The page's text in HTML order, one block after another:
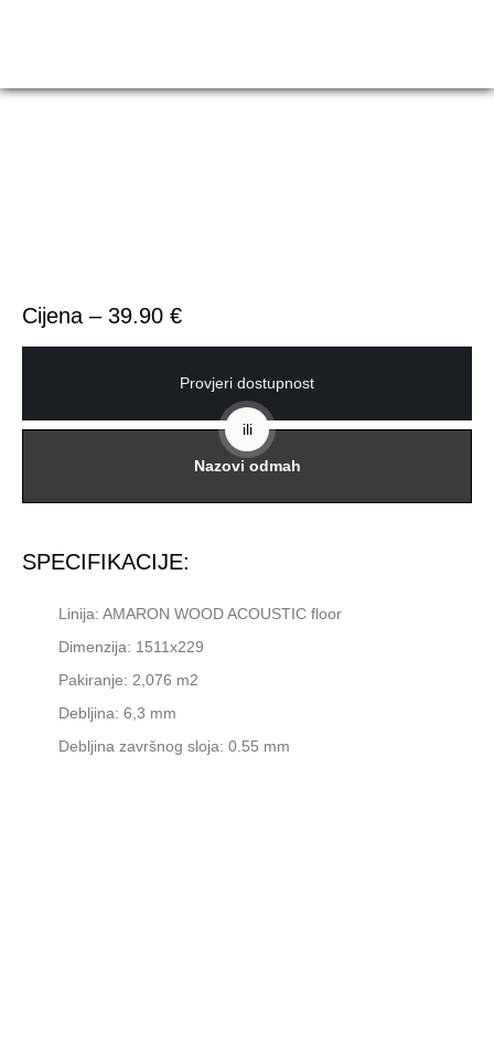
Cijena – 39.90 €
Provjeri dostupnost
ili
Nazovi odmah
SPECIFIKACIJE:
Linija: AMARON WOOD ACOUSTIC floor
Dimenzija: 1511x229
Pakiranje: 2,076 m2
Debljina: 6,3 mm
Debljina završnog sloja: 0.55 mm